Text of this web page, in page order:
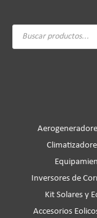
Búsqueda
Inversores de
Kit Solares y
Accesorios